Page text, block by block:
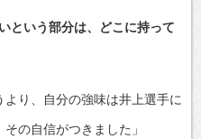
という部分は、どこに持って
より、自分の強味は井上選手に
の自信がつきました」